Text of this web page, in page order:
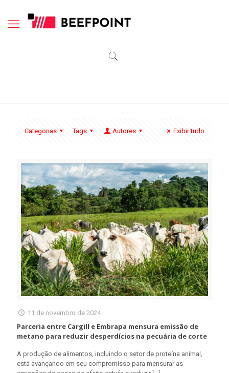
Categorias Tags Autores Exibir tudo
11 de novembro de 2024
Parceria entre Cargill e Embrapa mensura emissão de
metano para reduzir desperdícios na pecuária de corte
A produção de alimentos, incluindo o setor de proteína animal,
está avançando em seu compromisso para mensurar as